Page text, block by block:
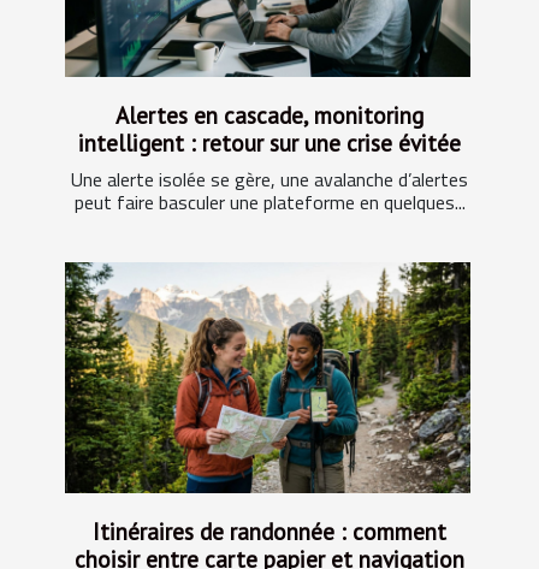
Alertes en cascade, monitoring
intelligent : retour sur une crise évitée
Une alerte isolée se gère, une avalanche d’alertes
peut faire basculer une plateforme en quelques...
Itinéraires de randonnée : comment
choisir entre carte papier et navigation